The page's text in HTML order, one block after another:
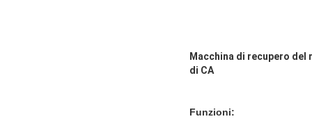
Macchina di recupero
di CA
Funzioni: